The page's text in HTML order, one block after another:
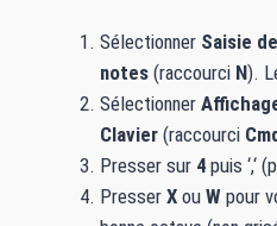
Sélectionner Saisie
notes(raccourci N).
Sélectionner
Clavier(raccourci
Presser sur 4puis ‘,‘
Presser Xou Wpour